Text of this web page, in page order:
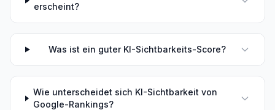
erscheint?
Was ist ein guter KI-Sichtbarkeits-Score?
Wie unterscheidet sich KI-Sichtbarkeit von
Google-Rankings?